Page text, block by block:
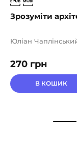
Зрозуміти
270 грн
Юліан
В КОШИК